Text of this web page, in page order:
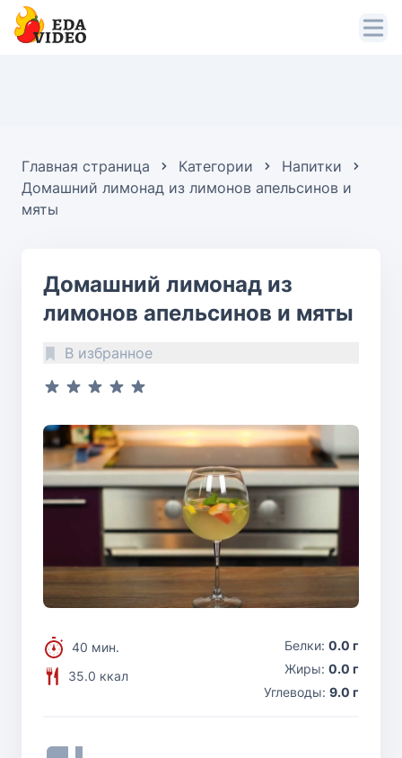
Главная страница Категории
Напитки
Домашний лимонад из лимонов апельсинов и
мяты
Домашний лимонад из
лимонов апельсинов и мяты
В избранное
40 мин.
35.0 ккал
Белки: 0.0 г
Жиры: 0.0 г
Углеводы: 9.0 г